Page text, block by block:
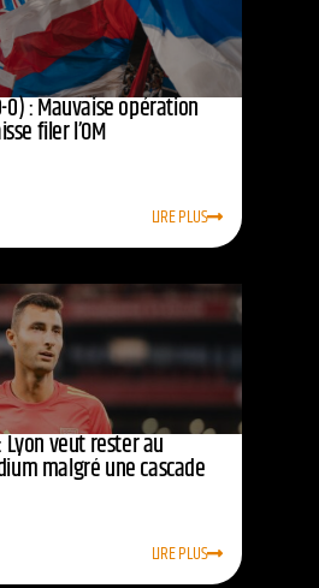
0) : Mauvaise opération
filer l’OM
LIRE PLUS
Lyon veut rester au
malgré une cascade
LIRE PLUS